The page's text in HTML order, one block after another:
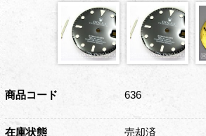
商品コード 636
在庫状態 売却済